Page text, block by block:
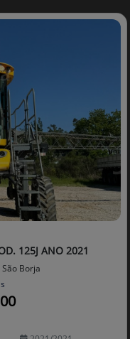
125J ANO 2021
Borja